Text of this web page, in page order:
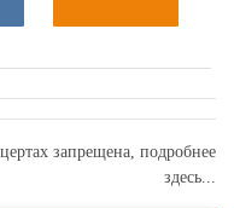
запрещена, подробнее
здесь...